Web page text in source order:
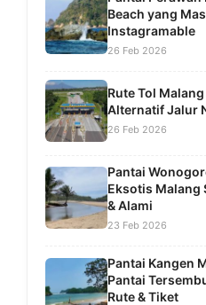
Beach yang
Instagramable
26 Feb 2026
Rute Tol
Alternatif Jalur
26 Feb 2026
Pantai
Eksotis Malang
& Alami
23 Feb 2026
Pantai Kangen
Pantai
Rute & Tiket